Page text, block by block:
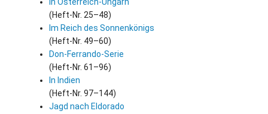
(Heft-Nr. 25–48)
Im Reich des Sonnenkönigs
(Heft-Nr. 49–60)
Don-Ferrando-Serie
(Heft-Nr. 61–96)
In Indien
(Heft-Nr. 97–144)
Jagd nach Eldorado